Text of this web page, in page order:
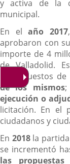
y activa de la
municipal.
En elaño 2017
aprobaron con
importe de 4
de Valladolid.
presupuestos de
de los mismos
ejecución o
licitación. En el
ciudadanos y
En 2018la partida
se incrementó
las propuestas